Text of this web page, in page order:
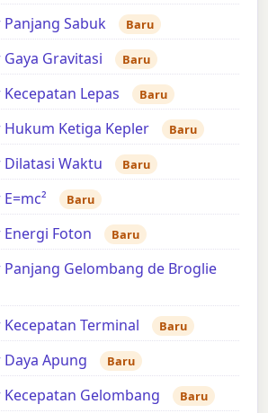
Sabuk Baru
Gravitasi Baru
Lepas Baru
Ketiga Kepler Baru
Waktu Baru
Baru
Foton Baru
Gelombang de Broglie
Terminal Baru
Apung Baru
Gelombang Baru